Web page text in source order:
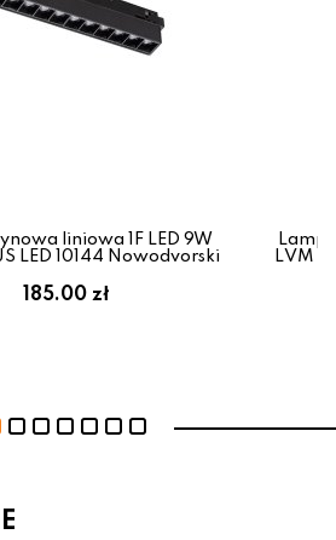
liniowa 1F LED 9W
LED 10144 Nowodvorski
185.00 zł
LVM